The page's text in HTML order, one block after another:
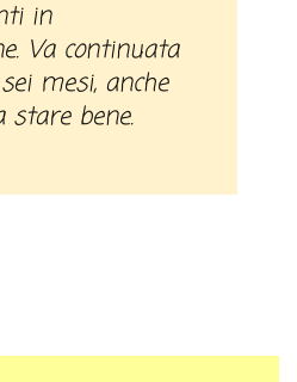
in
Va continuata
mesi, anche
stare bene.